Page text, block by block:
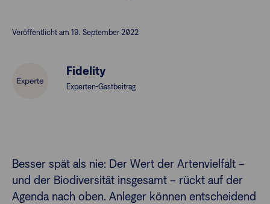
Anlegende
Newsletter
Veröffentlicht am 19. September 2022
Fidelity
Experten-Gastbeitrag
Besser spät als nie: Der Wert der Artenvielfalt –
und der Biodiversität insgesamt – rückt auf der
Agenda nach oben. Anleger können entscheidend